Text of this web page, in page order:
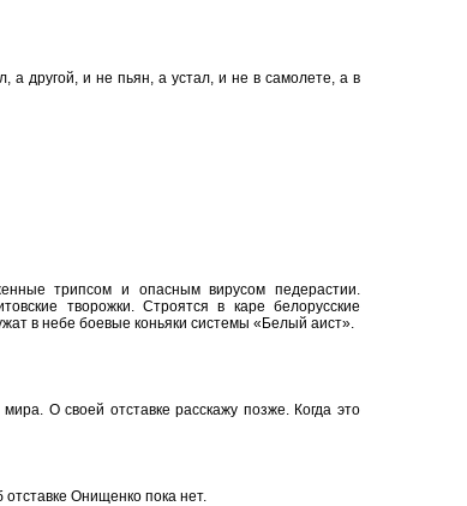
а другой, и не пьян, а устал, и не в самолете, а в
трипсом и опасным вирусом педерастии.
творожки. Строятся в каре белорусские
в небе боевые коньяки системы «Белый аист».
О своей отставке расскажу позже. Когда это
Онищенко пока нет.